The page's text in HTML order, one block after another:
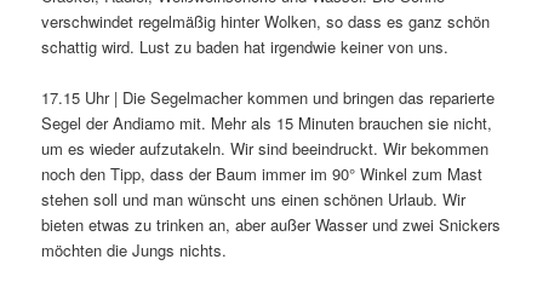
verschwindet regelmäßig hinter Wolken, so dass es ganz schön
schattig wird. Lust zu baden hat irgendwie keiner von uns.
17.15 Uhr | Die Segelmacher kommen und bringen das reparierte
Segel der Andiamo mit. Mehr als 15 Minuten brauchen sie nicht,
um es wieder aufzutakeln. Wir sind beeindruckt. Wir bekommen
noch den Tipp, dass der Baum immer im 90° Winkel zum Mast
stehen soll und man wünscht uns einen schönen Urlaub. Wir
bieten etwas zu trinken an, aber außer Wasser und zwei Snickers
möchten die Jungs nichts.